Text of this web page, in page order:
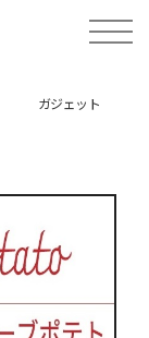
toggle
ガジェット